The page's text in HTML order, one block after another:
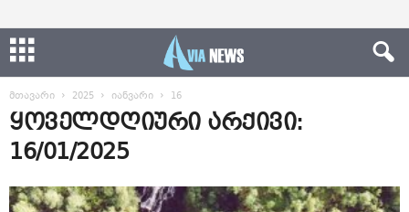
მთავარი 2025 იანვარი 16
ყოველდღიური არქივი:
16/01/2025